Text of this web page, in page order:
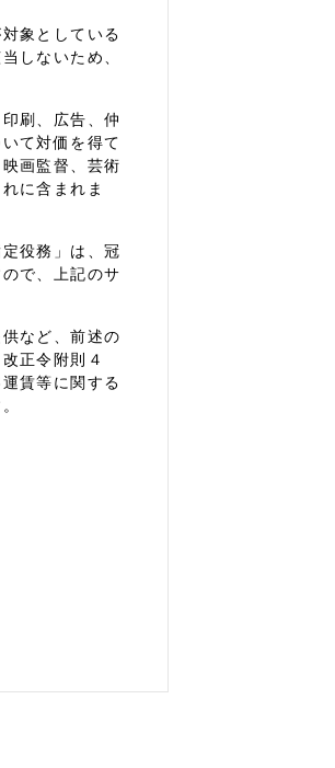
象としている
しないため、
刷、広告、仲
て対価を得て
画監督、芸術
に含まれま
役務」は、冠
で、上記のサ
など、前述の
正令附則４
賃等に関する